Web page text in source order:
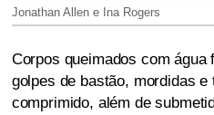
Jonathan Allen e Ina Rogers
Corpos queimados com água
golpes de bastão, mordidas
comprimido, além de